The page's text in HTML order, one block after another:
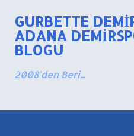
Ana
GURBETTE
ADANA
BLOGU
2008'den Beri...